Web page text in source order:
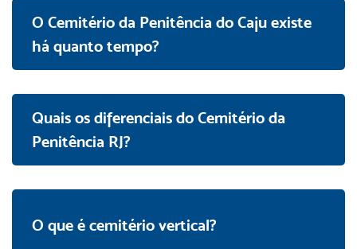
O Cemitério da Penitência do Caju existe
há quanto tempo?
Quais os diferenciais do Cemitério da
Penitência RJ?
O que é cemitério vertical?